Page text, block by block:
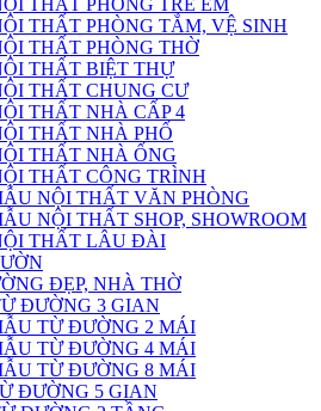
THẤT PHÒNG TRẺ EM
THẤT PHÒNG TẮM, VỆ SINH
THẤT PHÒNG THỜ
THẤT BIỆT THỰ
THẤT CHUNG CƯ
THẤT NHÀ CẤP 4
THẤT NHÀ PHỐ
THẤT NHÀ ỐNG
THẤT CÔNG TRÌNH
NỘI THẤT VĂN PHÒNG
NỘI THẤT SHOP, SHOWROOM
THẤT LÂU ĐÀI
ĐẸP, NHÀ THỜ
ĐƯỜNG 3 GIAN
TỪ ĐƯỜNG 2 MÁI
TỪ ĐƯỜNG 4 MÁI
TỪ ĐƯỜNG 8 MÁI
ĐƯỜNG 5 GIAN